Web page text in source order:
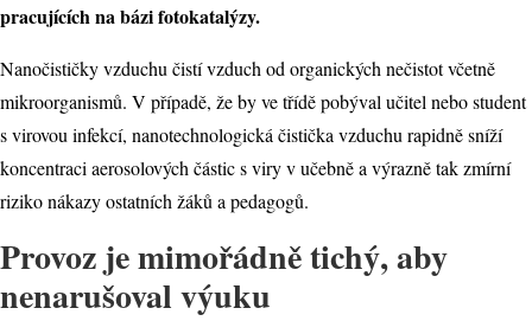
pracujících na bázi fotokatalýzy.
Nanočističky vzduchu čistí vzduch od organických nečistot včetně
mikroorganismů. V případě, že by ve třídě pobýval učitel nebo student
s virovou infekcí, nanotechnologická čistička vzduchu rapidně sníží
koncentraci aerosolových částic s viry v učebně a výrazně tak zmírní
riziko nákazy ostatních žáků a pedagogů.
Provoz je mimořádně tichý, aby
nenarušoval výuku